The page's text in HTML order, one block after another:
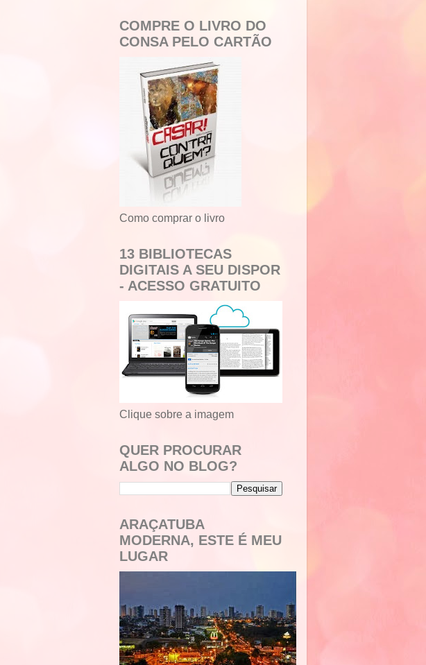
COMPRE O LIVRO DO
CONSA PELO CARTÃO
Como comprar o livro
13 BIBLIOTECAS
DIGITAIS A SEU DISPOR
- ACESSO GRATUITO
Clique sobre a imagem
QUER PROCURAR
ALGO NO BLOG?
ARAÇATUBA
MODERNA, ESTE É MEU
LUGAR